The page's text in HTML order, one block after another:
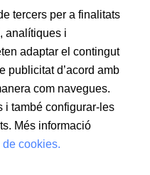
Avís legalPolítica de cookies
Atenció al client
tercers per a finalitats
analítiques i
adaptar el contingut
publicitat d’acord amb
com navegues.
i també configurar-les
Més informació
de cookies.